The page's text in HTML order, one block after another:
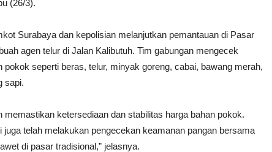
(26/3).
Surabaya dan kepolisian melanjutkan pemantauan di Pasar
agen telur di Jalan Kalibutuh. Tim gabungan mengecek
pokok seperti beras, telur, minyak goreng, cabai, bawang merah,
sapi.
memastikan ketersediaan dan stabilitas harga bahan pokok.
telah melakukan pengecekan keamanan pangan bersama
di pasar tradisional,” jelasnya.